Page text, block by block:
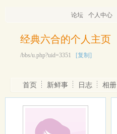
论坛 个人中心
经典六合的个人主页
/bbs/u.php?uid=3351 [复制]
首页 新鲜事 日志 相册